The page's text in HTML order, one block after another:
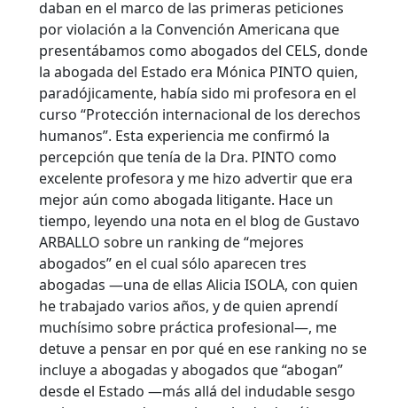
daban en el marco de las primeras peticiones
por violación a la Convención Americana que
presentábamos como abogados del CELS, donde
la abogada del Estado era Mónica PINTO quien,
paradójicamente, había sido mi profesora en el
curso “Protección internacional de los derechos
humanos”. Esta experiencia me confirmó la
percepción que tenía de la Dra. PINTO como
excelente profesora y me hizo advertir que era
mejor aún como abogada litigante. Hace un
tiempo, leyendo una nota en el blog de Gustavo
ARBALLO sobre un ranking de “mejores
abogados” en el cual sólo aparecen tres
abogadas —una de ellas Alicia ISOLA, con quien
he trabajado varios años, y de quien aprendí
muchísimo sobre práctica profesional—, me
detuve a pensar en por qué en ese ranking no se
incluye a abogadas y abogados que “abogan”
desde el Estado —más allá del indudable sesgo